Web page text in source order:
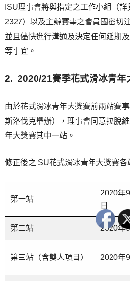
ISU理事會將與指定之工作小組（
2327）以及主辦賽事之會員國密切
並且儘快進行溝通及決定任何延期
等事宜。
2. 2020/21賽季花式滑冰青年
由於花式滑冰青年大獎賽前兩站賽
斯洛伐克舉辦），理事會同意拉脫
年大獎賽其中一站。
修正後之ISU花式滑冰青年大獎賽各
第一站
2020年
日
第二站 2020年
第三站（含雙人項目） 2020年